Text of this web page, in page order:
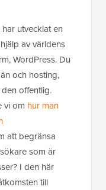
utvecklat en
av världens
WordPress. Du
och hosting,
offentlig.
vi om hur man
att begränsa
som är
I den här
till